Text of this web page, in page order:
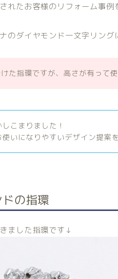
れたお客様のリフォーム事例
のダイヤモンド一文字リング
た指環ですが、高さが有って
しこまりました！
使いになりやすいデザイン提案
の指環
ました指環です↓